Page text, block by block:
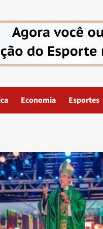
Economia Esportes